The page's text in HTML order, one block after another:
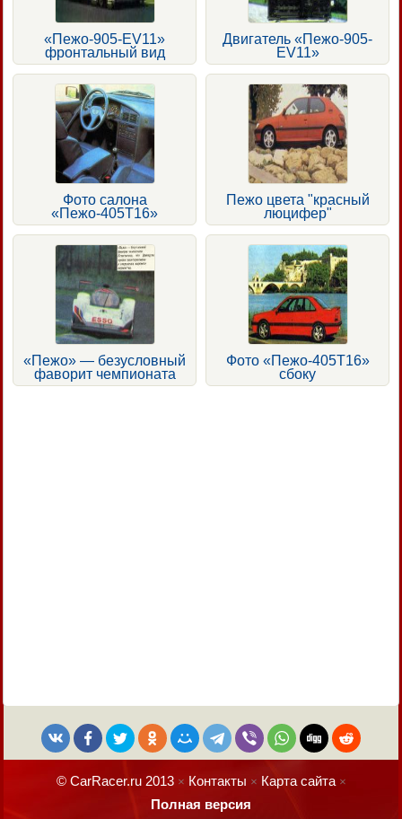
«Пежо-905-EV11»
фронтальный вид
Двигатель «Пежо-905-
EV11»
Фото салона
«Пежо-405Т16»
Пежо цвета "красный
люцифер"
«Пежо» — безусловный
фаворит чемпионата
Фото «Пежо-405Т16»
сбоку
© CarRacer.ru 2013× Контакты × Карта сайта×
Полная версия